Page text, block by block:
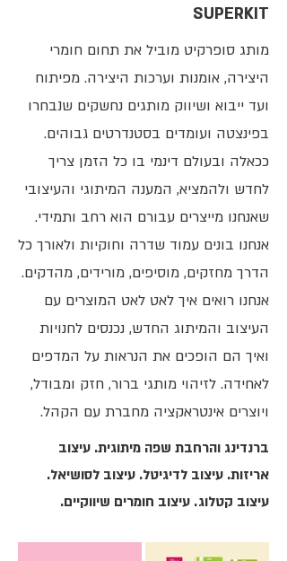
SUPERKIT
מותג סופרקיט מוביל את תחום חומרי
היצירה, אומנות וערכות היצירה. מפיתוח
ועד ייבוא ושיווק מותגים נחשקים שנבחרו
בפינצטה ועומדים בסטנדרטים גבוהים.
ככאלה ובעולם דינמי בו כל הזמן צריך
לחדש ולהמציא, המענה המיתוגי והעיצובי
שאנחנו מייצרים עבורם הוא רחב ותמידי.
אנחנו בונים עמוד שדרה וחוקיות ולאורך כל
הדרך מחזקים, מוסיפים, מורידים, מהדקים.
אנחנו רואים איך לאט לאט המוצרים עם
העיצוב והמיתוג החדש, נכנסים לחנויות
ואיך הם הופכים את הנראות על המדפים
לאחידה. לזיהוי מותגי ברור, חזק ומבודל,
ויוצרים אינטראקציה מחברת עם הקהל.
ברנדינג והרחבת שפה מיתוגית. עיצוב
אריזות. עיצוב לדיגיטל. עיצוב לסושיאל.
עיצוב קטלוג. עיצוב חומרים שיווקיים.